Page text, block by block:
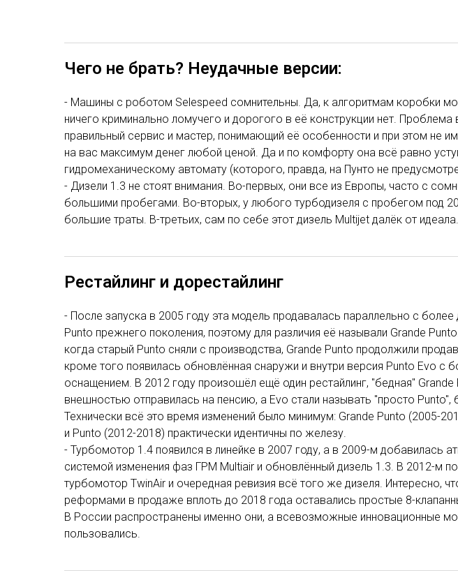
Чего не брать? Неудачные версии:
- Машины с роботом Selespeed сомнительны. Да, к алгоритмам коробки
ничего криминально ломучего и дорогого в её конструкции нет. Проблема
правильный сервис и мастер, понимающий её особенности и при этом не
на вас максимум денег любой ценой. Да и по комфорту она всё равно
гидромеханическому автомату (которого, правда, на Пунто не
- Дизели 1.3 не стоят внимания. Во-первых, они все из Европы, часто с
большими пробегами. Во-вторых, у любого турбодизеля с пробегом под
большие траты. В-третьих, сам по себе этот дизель Multijet далёк от идеала.
Рестайлинг и дорестайлинг
- После запуска в 2005 году эта модель продавалась параллельно с
Punto прежнего поколения, поэтому для различия её называли Grande
когда старый Punto сняли с производства, Grande Punto продолжили
кроме того появилась обновлённая снаружи и внутри версия Punto Evo с
оснащением. В 2012 году произошёл ещё один рестайлинг, "бедная"
внешностью отправилась на пенсию, а Evo стали называть "просто Punto",
Технически всё это время изменений было минимум: Grande Punto (2005-
и Punto (2012-2018) практически идентичны по железу.
- Турбомотор 1.4 появился в линейке в 2007 году, а в 2009-м добавилась
системой изменения фаз ГРМ Multiair и обновлённый дизель 1.3. В 2012-м
турбомотор TwinAir и очередная ревизия всё того же дизеля. Интересно,
реформами в продаже вплоть до 2018 года оставались простые 8-
В России распространены именно они, а всевозможные инновационные
пользовались.